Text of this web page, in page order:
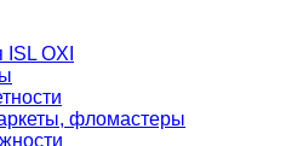
OXI
фломастеры